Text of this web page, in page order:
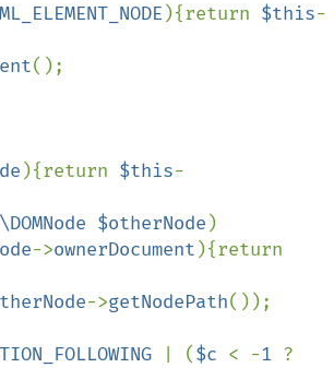
){return $this-
();
){return $this-
\DOMNode $otherNode )
->ownerDocument
->getNodePath());
| ($c < -1